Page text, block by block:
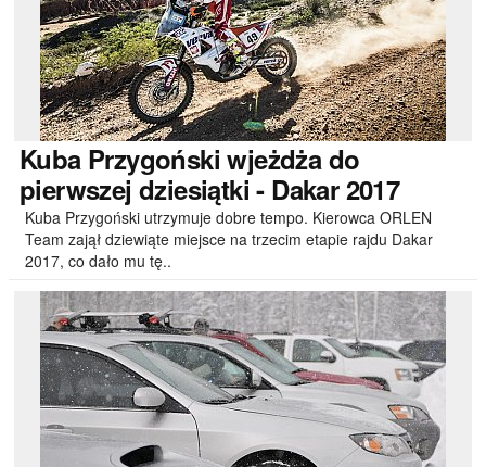
KubaPrzygoński wjeżdża do
pierwszej dziesiątki - Dakar 2017
Kuba Przygoński utrzymuje dobre tempo. Kierowca ORLEN
Team zajął dziewiąte miejsce na trzecim etapie rajdu Dakar
2017, co dało mu tę..